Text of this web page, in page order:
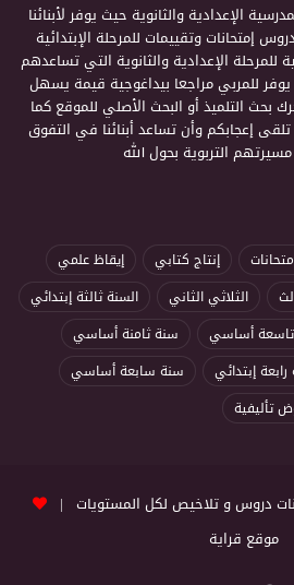
الإعدادية والثانوية حيث يوفر لأبنائنا
إمتحانات وتقييمات للمرحلة الإبتدائية
الإعدادية والثانوية التي تساعدهم
للمربي مراجعا بيداغوجية قيمة يسهل
بحث التلميذ أو البحث الأصلي للموقع كما
إعجابكم وأن تساعد أبنائنا في التفوق
التربوية بحول الله
إنتاج كتابي
إيقاظ علمي
الثلاثي الثاني
السنة ثالثة إبتدائي
أساسي
سنة ثامنة أساسي
إبتدائي
سنة سابعة أساسي
تأليفية
موقع قراية